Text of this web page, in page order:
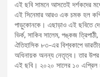
এই ছবি সামনে আসতেই দর্শকদের
এই সিনেমার আরও এক চমক হল কপিল
পাড়ুকোনকে। এছাড়াও এই ছবিতে
ভির্ক, সাকিব সালেম, পঙ্কজ
ঐতিহাসিক ৮৩-এর বিশ্বকাপে
অধিনায়ক অনন্য নেতৃত্ব। তার উপর
এই ছবি। ২০২০ সালের ১০ এপ্রিল